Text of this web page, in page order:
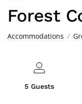
Forest
Accommodations
5 Guests